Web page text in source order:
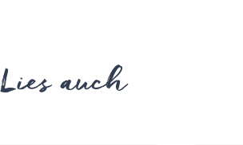
Lies auch